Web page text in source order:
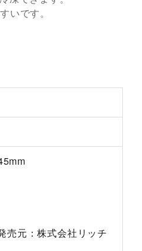
いです。
売元：株式会社リッチ